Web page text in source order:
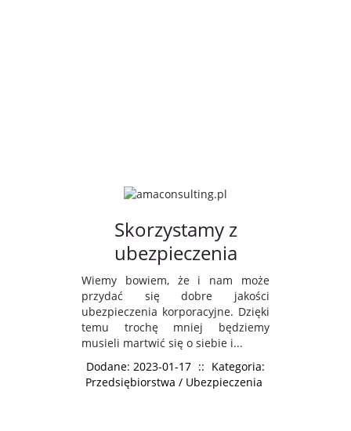
Skorzystamy z
ubezpieczenia
Wiemy bowiem, że i nam może
przydać się dobre jakości
ubezpieczenia korporacyjne. Dzięki
temu trochę mniej będziemy
musieli martwić się o siebie i...
Dodane: 2023-01-17 :: Kategoria:
Przedsiębiorstwa / Ubezpieczenia